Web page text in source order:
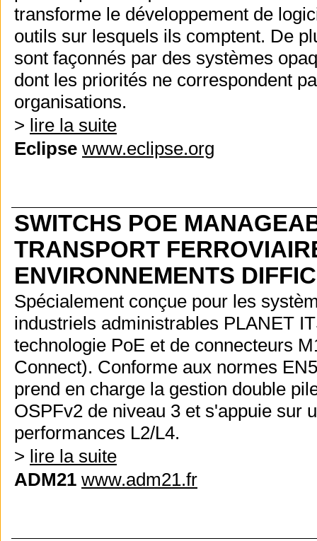
transforme le développement de
outils sur lesquels ils comptent. De
sont façonnés par des systèmes
dont les priorités ne correspondent
organisations.
> lire la suite
Eclipse www.eclipse.org
SWITCHS POE
TRANSPORT
ENVIRONNEMENTS
Spécialement conçue pour les
industriels administrables PLANET
technologie PoE et de connecteurs
Connect). Conforme aux normes
prend en charge la gestion double
OSPFv2 de niveau 3 et s'appuie sur
performances L2/L4.
> lire la suite
ADM21 www.adm21.fr